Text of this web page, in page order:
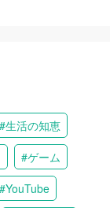
生活の知恵
ゲーム
YouTube